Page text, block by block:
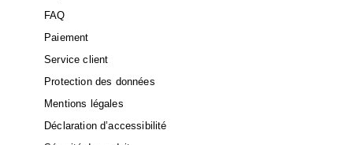
FAQ
Paiement
Service client
Protection des données
Mentions légales
Déclaration d’accessibilité